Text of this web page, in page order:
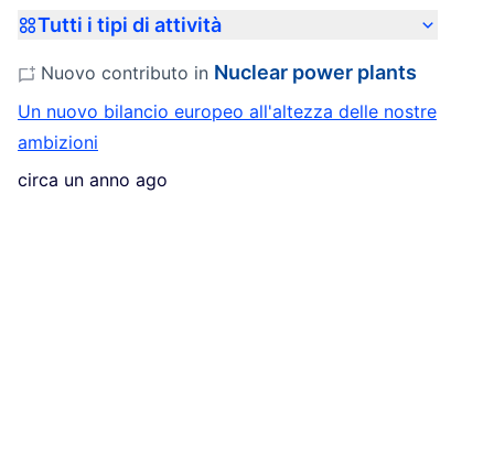
Tutti i tipi di attività
circa un anno ago
Nuovo contributo in Nuclear power plants
Un nuovo bilancio europeo all'altezza delle nostre
ambizioni